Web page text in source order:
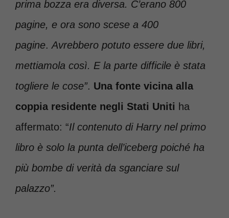
prima bozza era diversa. C’erano 800
pagine, e ora sono scese a 400
pagine. Avrebbero potuto essere due libri,
mettiamola così. E la parte difficile è stata
togliere le cose”. Una fonte vicina alla
coppia residente negli Stati Uniti ha
affermato: “Il contenuto di Harry nel primo
libro è solo la punta dell’iceberg poiché ha
più bombe di verità da sganciare sul
palazzo”.